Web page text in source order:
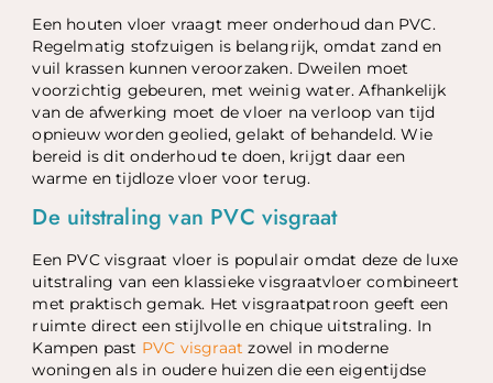
Een houten vloer vraagt meer onderhoud dan PVC.
Regelmatig stofzuigen is belangrijk, omdat zand en
vuil krassen kunnen veroorzaken. Dweilen moet
voorzichtig gebeuren, met weinig water. Afhankelijk
van de afwerking moet de vloer na verloop van tijd
opnieuw worden geolied, gelakt of behandeld. Wie
bereid is dit onderhoud te doen, krijgt daar een
warme en tijdloze vloer voor terug.
De uitstraling van PVC visgraat
Een PVC visgraat vloer is populair omdat deze de luxe
uitstraling van een klassieke visgraatvloer combineert
met praktisch gemak. Het visgraatpatroon geeft een
ruimte direct een stijlvolle en chique uitstraling. In
Kampen past PVC visgraat zowel in moderne
woningen als in oudere huizen die een eigentijdse